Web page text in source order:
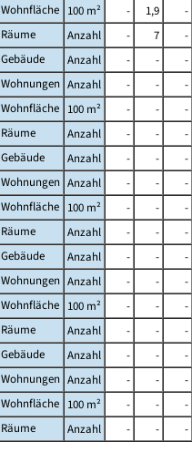
Wohnfläche 100 m² - 1,9 -
Räume
Anzahl - 7 -
Gebäude Anzahl - - -
Wohnungen Anzahl - - -
Wohnfläche 100 m² - - -
Räume
Anzahl - - -
Gebäude Anzahl - - -
Wohnungen Anzahl - - -
Wohnfläche 100 m² - - -
Räume
Anzahl - - -
Gebäude Anzahl - - -
Wohnungen Anzahl - - -
Wohnfläche 100 m² - - -
Räume
Anzahl - - -
Gebäude Anzahl - - -
Wohnungen Anzahl - - -
Wohnfläche 100 m² - - -
Räume
Anzahl - - -